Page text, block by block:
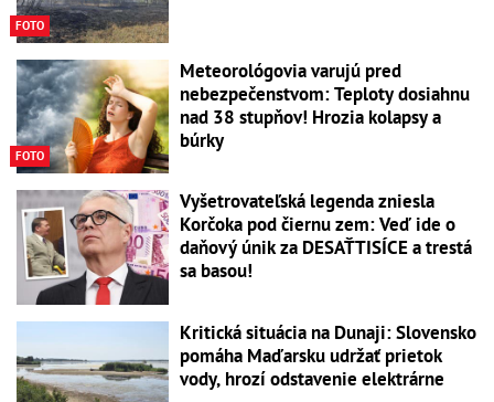
FOTO
FOTO
Meteorológovia varujú pred
nebezpečenstvom: Teploty dosiahnu
nad 38 stupňov! Hrozia kolapsy a
búrky
Vyšetrovateľská legenda zniesla
Korčoka pod čiernu zem: Veď ide o
daňový únik za DESAŤTISÍCE a trestá
sa basou!
Kritická situácia na Dunaji: Slovensko
pomáha Maďarsku udržať prietok
vody, hrozí odstavenie elektrárne